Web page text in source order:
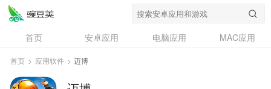
首页 安卓应用 电脑应用
MAC应用
资讯
问答
首页 > 应用软件 > 迈博